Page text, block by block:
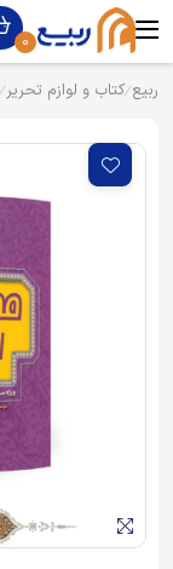
0
ربیع کتاب و لوازم تحریر